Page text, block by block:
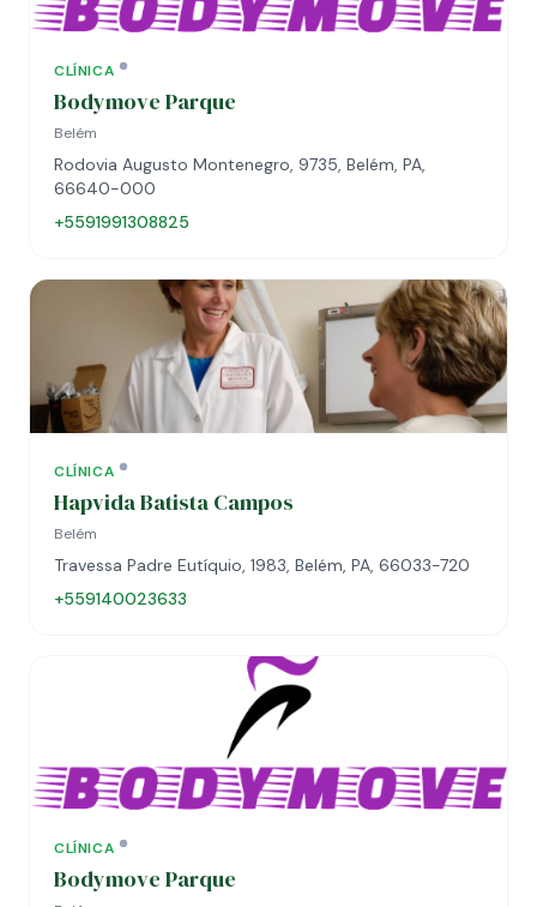
CLÍNICA
Bodymove Parque
Belém
Rodovia Augusto Montenegro, 9735, Belém, PA,
66640-000
+5591991308825
CLÍNICA
Hapvida Batista Campos
Belém
Travessa Padre Eutíquio, 1983, Belém, PA, 66033-720
+559140023633
CLÍNICA
Bodymove Parque